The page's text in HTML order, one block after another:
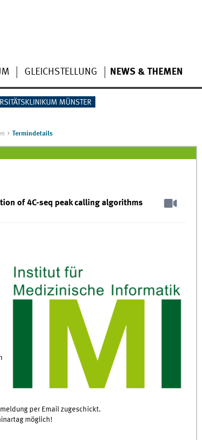
GLEICHSTELLUNG NEWS & THEMEN
MÜNSTER
Termindetails
of 4C-seq peak calling algorithms
per Email zugeschickt.
möglich!